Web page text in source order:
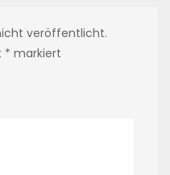
veröffentlicht.
* markiert